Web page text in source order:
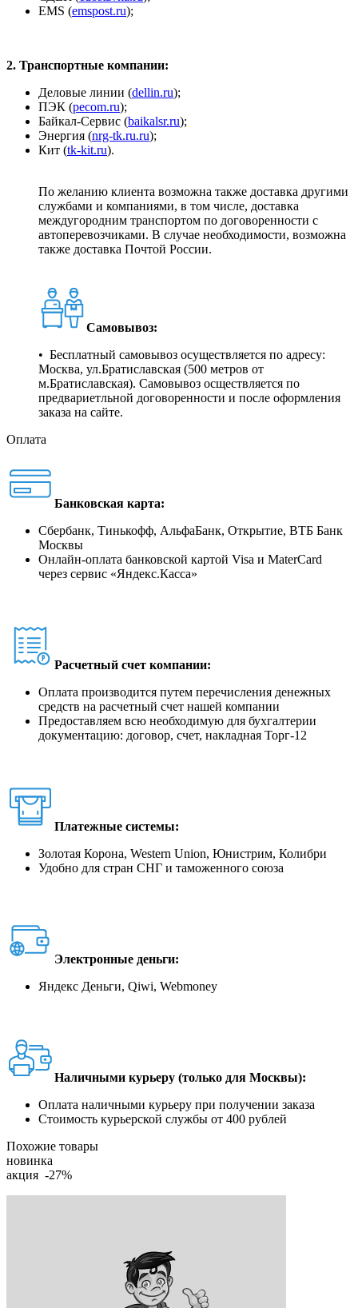
ЕМS (emspost.ru);
2. Транспортные компании:
Деловые линии (dellin.ru);
ПЭК (pecom.ru);
Байкал-Сервис (baikalsr.ru);
Энергия (nrg-tk.ru.ru);
Кит (tk-kit.ru).
По желанию клиента возможна также доставка другими
службами и компаниями, в том числе, доставка
междугородним транспортом по договоренности с
автоперевозчиками. В случае необходимости, возможна
также доставка Почтой России.
Самовывоз:
• Бесплатный самовывоз осуществляется по адресу:
Москва, ул.Братиславская (500 метров от
м.Братиславская). Самовывоз осществляется по
предвариетльной договоренности и после оформления
заказа на сайте.
Оплата
Банковская карта:
Сбербанк, Тинькофф, АльфаБанк, Открытие, ВТБ Банк
Москвы
Онлайн-оплата банковской картой Visa и MaterCard
через сервис «Яндекс.Касса»
Расчетный счет компании:
Оплата производится путем перечисления денежных
средств на расчетный счет нашей компании
Предоставляем всю необходимую для бухгалтерии
документацию: договор, счет, накладная Торг-12
Платежные системы:
Золотая Корона, Western Union, Юнистрим, Колибри
Удобно для стран СНГ и таможенного союза
Электронные деньги:
Яндекс Деньги, Qiwi, Webmoney
Наличными курьеру (только для Москвы):
Оплата наличными курьеру при получении заказа
Стоимость курьерской службы от 400 рублей
Похожие товары
новинка
акция -27%